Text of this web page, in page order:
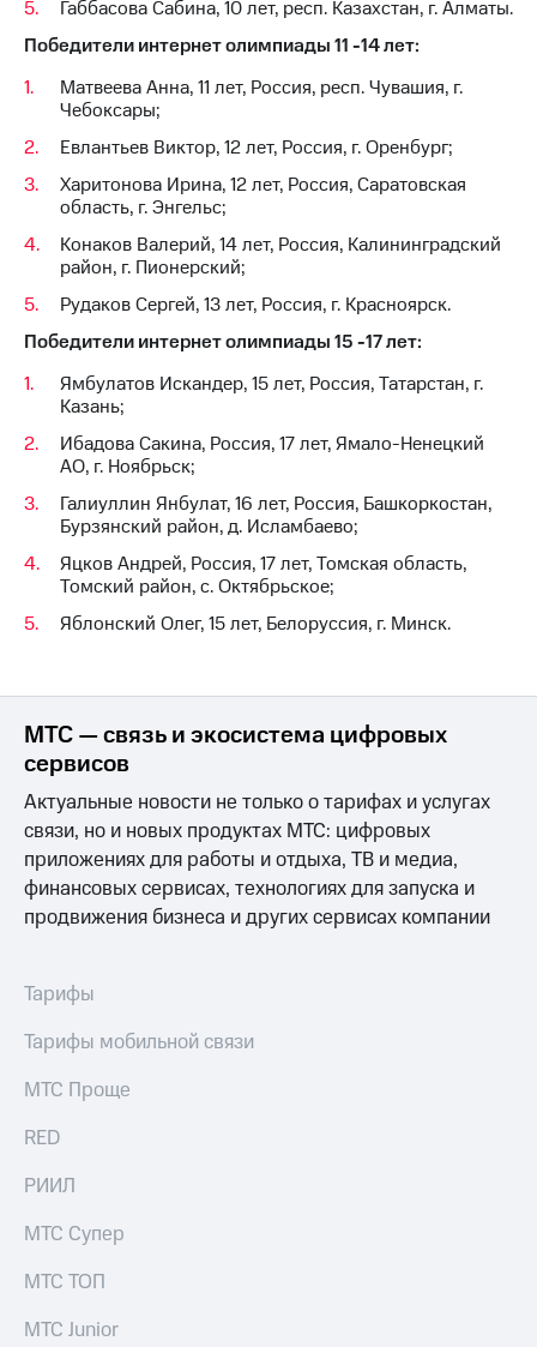
Габбасова Сабина, 10 лет, респ. Казахстан, г. Алматы.
Победители интернет олимпиады 11 -14 лет:
Матвеева Анна, 11 лет, Россия, респ. Чувашия, г.
Чебоксары;
Евлантьев Виктор, 12 лет, Россия, г. Оренбург;
Харитонова Ирина, 12 лет, Россия, Саратовская
область, г. Энгельс;
Конаков Валерий, 14 лет, Россия, Калининградский
район, г. Пионерский;
Рудаков Сергей, 13 лет, Россия, г. Красноярск.
Победители интернет олимпиады 15 -17 лет:
Ямбулатов Искандер, 15 лет, Россия, Татарстан, г.
Казань;
Ибадова Сакина, Россия, 17 лет, Ямало-Ненецкий
АО, г. Ноябрьск;
Галиуллин Янбулат, 16 лет, Россия, Башкоркостан,
Бурзянский район, д. Исламбаево;
Яцков Андрей, Россия, 17 лет, Томская область,
Томский район, с. Октябрьское;
Яблонский Олег, 15 лет, Белоруссия, г. Минск.
МТС — связь и экосистема цифровых
сервисов
Актуальные новости не только о тарифах и услугах
связи, но и новых продуктах МТС: цифровых
приложениях для работы и отдыха, ТВ и медиа,
финансовых сервисах, технологиях для запуска и
продвижения бизнеса и других сервисах компании
Тарифы
Тарифы мобильной связи
МТС Проще
RED
РИИЛ
МТС Супер
МТС ТОП
МТС Junior